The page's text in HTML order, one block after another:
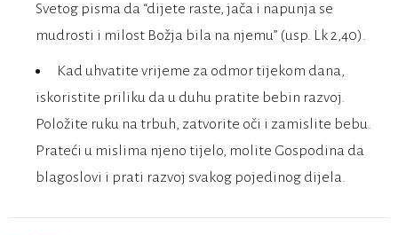
Svetog pisma da “dijete raste, jača i napunja se
mudrosti i milost Božja bila na njemu” (usp. Lk 2,40).
Kad uhvatite vrijeme za odmor tijekom dana,
iskoristite priliku da u duhu pratite bebin razvoj.
Položite ruku na trbuh, zatvorite oči i zamislite bebu.
Prateći u mislima njeno tijelo, molite Gospodina da
blagoslovi i prati razvoj svakog pojedinog dijela.